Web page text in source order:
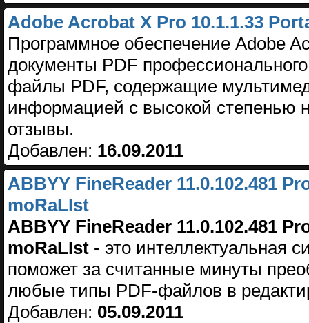
Adobe Acrobat X Pro 10.1.1.33
Программное обеспечение Adobe
документы PDF
файлы PDF, содержащие
информацией с высокой степенью
отзывы.
Добавлен: 16.09.2011
ABBYY FineReader 11.0.102.481
moRaLIst
ABBYY FineReader 11.0.102.481
moRaLIst - это интеллектуальная
поможет за считанные минуты
любые типы PDF-файлов в
Добавлен: 05.09.2011